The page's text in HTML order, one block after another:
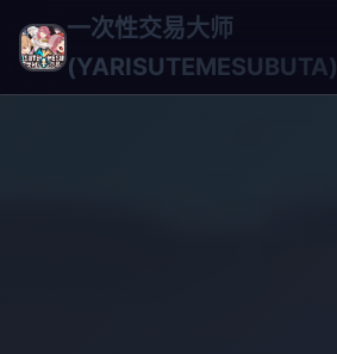
一次性交易大师
(YARISUTEMESUBUTA)